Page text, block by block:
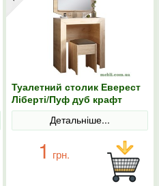
Туалетний столик Еверест
Ліберті/Пуф дуб крафт
золотий
Детальніше...
1 грн.